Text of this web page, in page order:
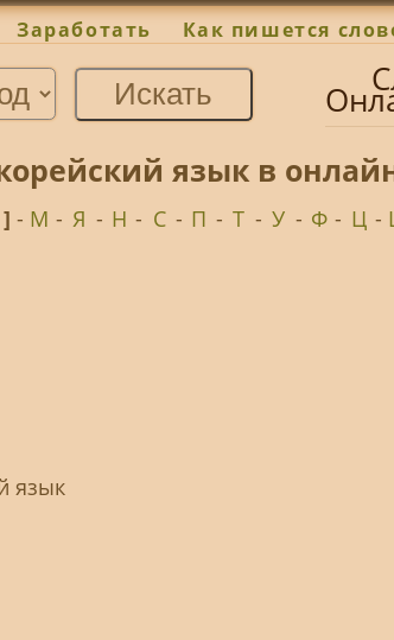
Заработать Как пишется
язык в
- М - Я - Н - С - П - Т - У - Ф - Ц -
язык